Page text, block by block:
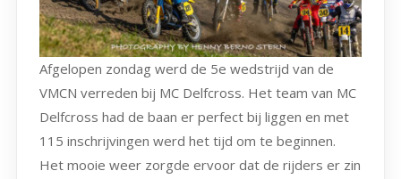
Afgelopen zondag werd de 5e wedstrijd van de
VMCN verreden bij MC Delfcross. Het team van MC
Delfcross had de baan er perfect bij liggen en met
115 inschrijvingen werd het tijd om te beginnen.
Het mooie weer zorgde ervoor dat de rijders er zin